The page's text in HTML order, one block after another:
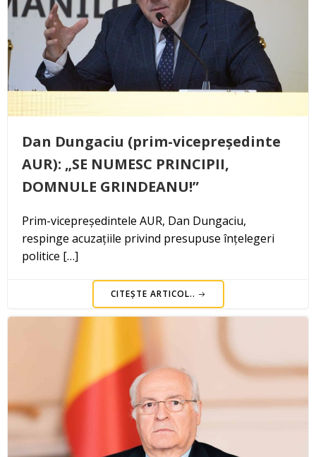
Dan Dungaciu (prim-vicepreședinte
AUR): „SE NUMESC PRINCIPII,
DOMNULE GRINDEANU!”
Prim-vicepreședintele AUR, Dan Dungaciu,
respinge acuzațiile privind presupuse înțelegeri
politice […]
CITEȘTE ARTICOL..